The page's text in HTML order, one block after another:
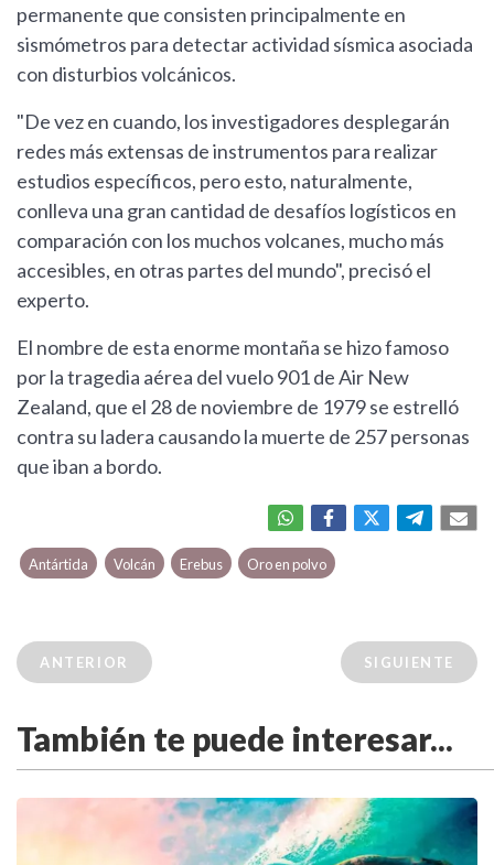
permanente que consisten principalmente en
sismómetros para detectar actividad sísmica asociada
con disturbios volcánicos.
"De vez en cuando, los investigadores desplegarán
redes más extensas de instrumentos para realizar
estudios específicos, pero esto, naturalmente,
conlleva una gran cantidad de desafíos logísticos en
comparación con los muchos volcanes, mucho más
accesibles, en otras partes del mundo", precisó el
experto.
El nombre de esta enorme montaña se hizo famoso
por la tragedia aérea del vuelo 901 de Air New
Zealand, que el 28 de noviembre de 1979 se estrelló
contra su ladera causando la muerte de 257 personas
que iban a bordo.
Antártida Volcán Erebus Oro en polvo
ANTERIOR SIGUIENTE
También te puede interesar...